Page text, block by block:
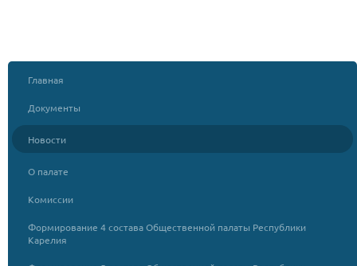
Главная
Документы
Новости
О палате
Комиссии
Формирование 4 состава Общественной палаты Республики
Карелия